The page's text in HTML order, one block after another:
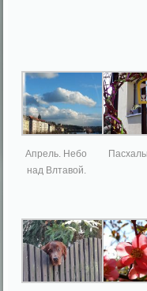
Апрель. Небо
над Влтавой.